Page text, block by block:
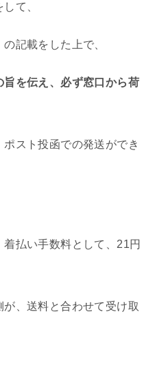
て、
記載をした上で、
を伝え、必ず窓口から荷
ポスト投函での発送ができ
払い手数料として、21円
が、送料と合わせて受け取